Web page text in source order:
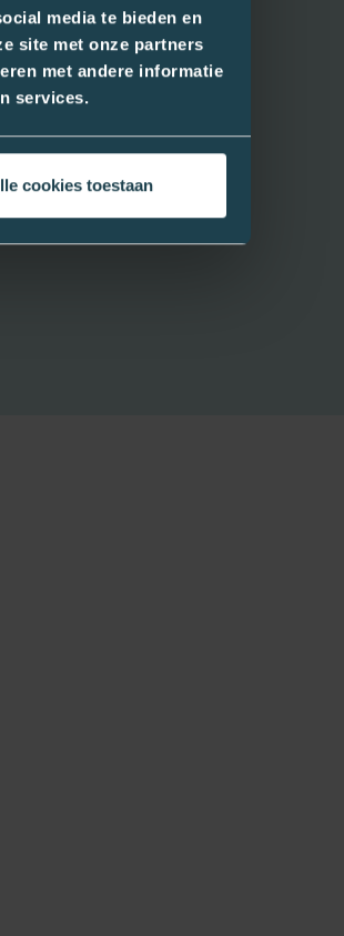
media te bieden en
site met onze partners
met andere informatie
services.
cookies toestaan